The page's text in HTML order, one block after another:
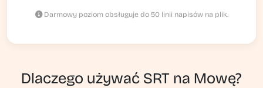
Darmowy poziom obsługuje do 50 linii napisów na plik.
Dlaczego używać SRT na Mowę?